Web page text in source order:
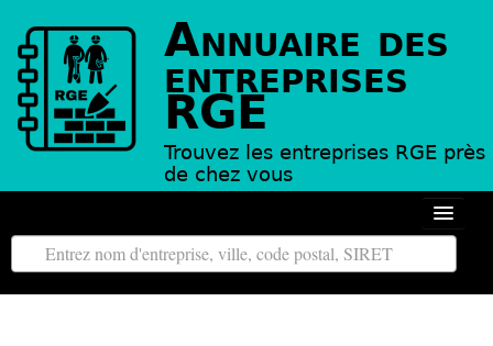
Annuaire des
entreprises
RGE
Trouvez les entreprises RGE près
de chez vous
Autour de moi